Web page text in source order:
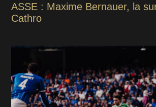
ASSE : Maxime Bernauer, la
Cathro